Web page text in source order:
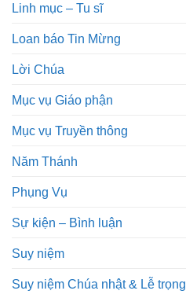
Linh mục – Tu sĩ
Loan báo Tin Mừng
Lời Chúa
Mục vụ Giáo phận
Mục vụ Truyền thông
Năm Thánh
Phụng Vụ
Sự kiện – Bình luận
Suy niệm
Suy niệm Chúa nhật & Lễ trọng